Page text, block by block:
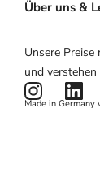
Hardware
Preise
Zahlungen
Key Account
Über uns &
Impressum
AGB
Unsere
und
Made in Germany